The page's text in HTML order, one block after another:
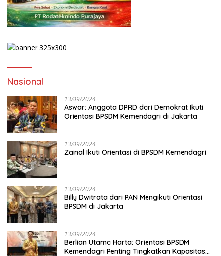
Nasional
13/09/2024
Aswar: Anggota DPRD dari Demokrat Ikuti
Orientasi BPSDM Kemendagri di Jakarta
13/09/2024
Zainal Ikuti Orientasi di BPSDM Kemendagri
13/09/2024
Billy Dwitrata dari PAN Mengikuti Orientasi
BPSDM di Jakarta
13/09/2024
Berlian Utama Harta: Orientasi BPSDM
Kemendagri Penting Tingkatkan Kapasitas